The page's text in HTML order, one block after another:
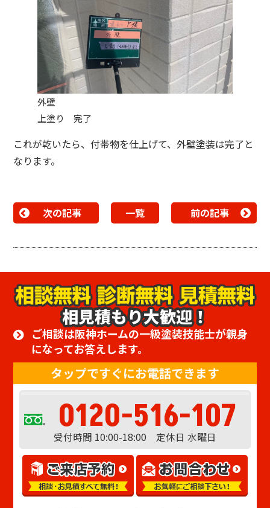
外壁
上塗り 完了
これが乾いたら、付帯物を仕上げて、外壁塗装は完了と
なります。
次の記事 一覧 前の記事
相見積もり大歓迎！
ご相談は阪神ホームの一級塗装技能士が親身
になってお答えします。
タップですぐにお電話できます
0120-516-107
受付時間 10:00-18:00 定休日 水曜日